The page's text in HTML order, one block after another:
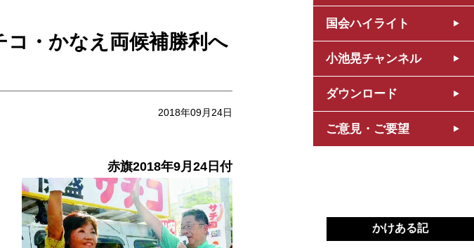
国会ハイライト
小池晃チャンネル
ダウンロード
ご意見・ご要望
・かなえ両候補勝利へ
2018年09月24日
赤旗2018年9月24日付
かけある記